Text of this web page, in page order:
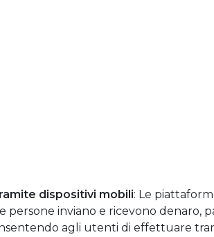
dispositivi mobili: Le
persone inviano e ricevono denaro,
agli utenti di effettuare